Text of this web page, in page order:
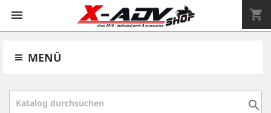
 shopping_cart
MENÜ
